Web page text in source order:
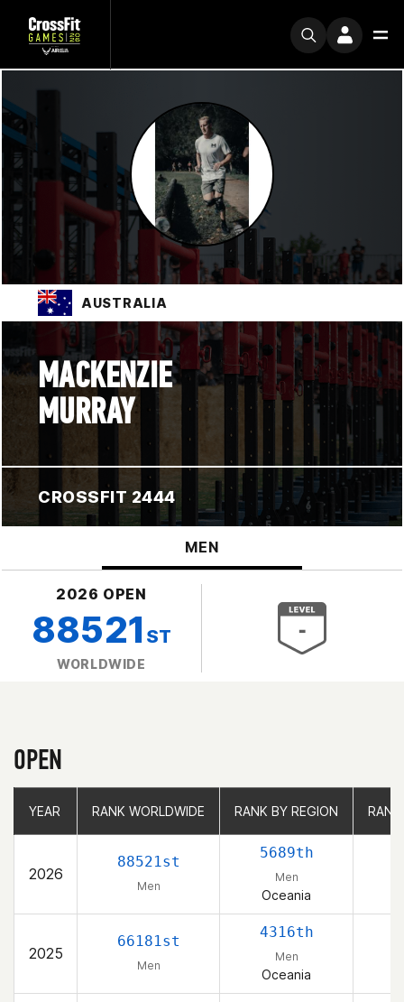
AUSTRALIA
MACKENZIE
MURRAY
CROSSFIT 2444
MEN
2026 OPEN
88521 ST
WORLDWIDE
OPEN
YEAR RANK WORLDWIDE RANK BY REGION
2026
88521st
Men
5689th
Men
Oceania
2025
66181st
Men
4316th
Men
Oceania
YEAR RANK WORLDWIDE RANK BY REGION